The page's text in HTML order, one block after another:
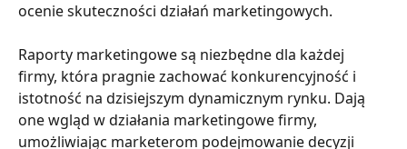
ocenie skuteczności działań marketingowych.
Raporty marketingowe są niezbędne dla każdej
firmy, która pragnie zachować konkurencyjność i
istotność na dzisiejszym dynamicznym rynku. Dają
one wgląd w działania marketingowe firmy,
umożliwiając marketerom podejmowanie decyzji